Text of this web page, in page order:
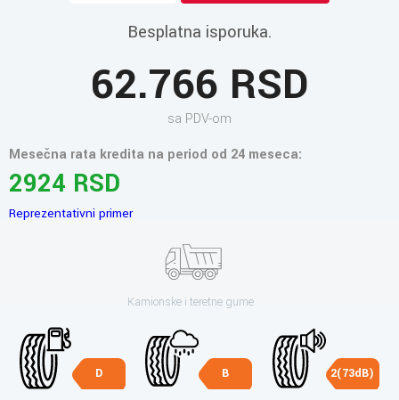
Besplatna isporuka.
62.766 RSD
sa PDV-om
Mesečna rata kredita na period od 24 meseca:
2924 RSD
Reprezentativni primer
Kamionske i teretne gume
D B 2(73dB)